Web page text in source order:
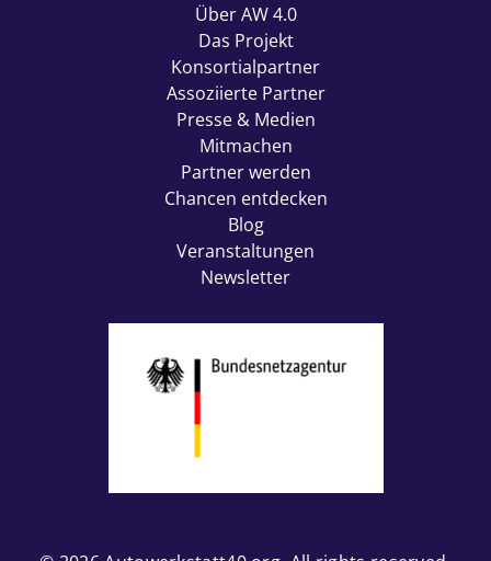
Über AW 4.0
Das Projekt
Konsortialpartner
Assoziierte Partner
Presse & Medien
Mitmachen
Partner werden
Chancen entdecken
Blog
Veranstaltungen
Newsletter